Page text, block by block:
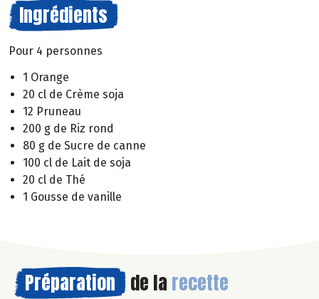
Ingrédients
Pour 4 personnes
1 Orange
20 cl de Crème soja
12 Pruneau
200 g de Riz rond
80 g de Sucre de canne
100 cl de Lait de soja
20 cl de Thé
1 Gousse de vanille
Préparation de la recette